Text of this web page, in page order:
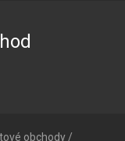
obchody /